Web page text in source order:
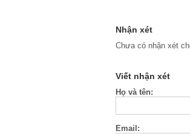
Nhận xét
Chưa có nhận xét
Viết nhận xét
Họ và tên:
Email: